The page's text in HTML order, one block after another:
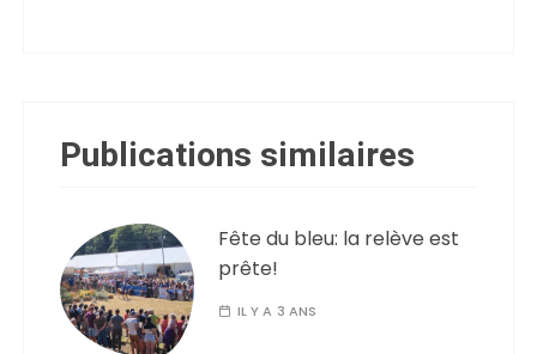
Publications similaires
Fête du bleu: la relève est
prête!
IL Y A 3 ANS